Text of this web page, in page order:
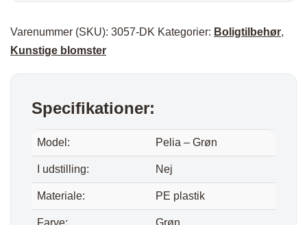
Varenummer (SKU): 3057-DK Kategorier: Boligtilbehør,
Kunstige blomster
Specifikationer:
Model: Pelia – Grøn
I udstilling: Nej
Materiale: PE plastik
Farve: Grøn